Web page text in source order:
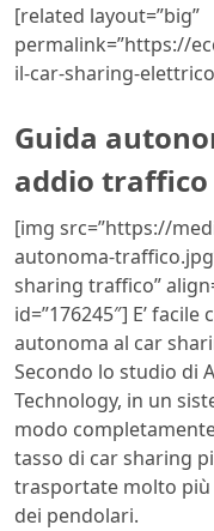
[related layout=”big”
permalink=”https://
il-car-sharing-
Guida
addio traffico
[img src=”https://
autonoma-
sharing traffico”
id=”176245″] E’
autonoma al car
Secondo lo studio di
Technology, in un
modo
tasso di car sharing
trasportate molto più
dei pendolari.